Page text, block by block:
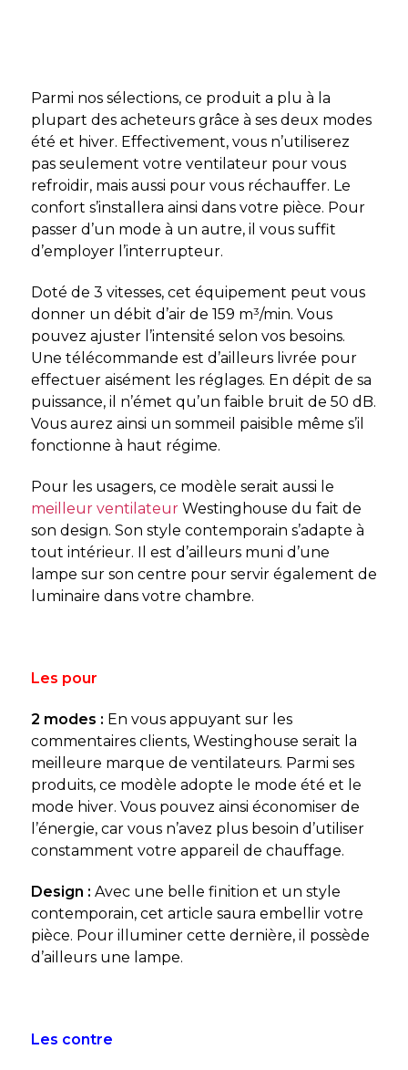
Parmi nos sélections, ce produit a plu à la
plupart des acheteurs grâce à ses deux modes
été et hiver. Effectivement, vous n’utiliserez
pas seulement votre ventilateur pour vous
refroidir, mais aussi pour vous réchauffer. Le
confort s’installera ainsi dans votre pièce. Pour
passer d’un mode à un autre, il vous suffit
d’employer l’interrupteur.
Doté de 3 vitesses, cet équipement peut vous
donner un débit d’air de 159 m³/min. Vous
pouvez ajuster l’intensité selon vos besoins.
Une télécommande est d’ailleurs livrée pour
effectuer aisément les réglages. En dépit de sa
puissance, il n’émet qu’un faible bruit de 50 dB.
Vous aurez ainsi un sommeil paisible même s’il
fonctionne à haut régime.
Pour les usagers, ce modèle serait aussi le
meilleur ventilateurWestinghouse du fait de
son design. Son style contemporain s’adapte à
tout intérieur. Il est d’ailleurs muni d’une
lampe sur son centre pour servir également de
luminaire dans votre chambre.
Les pour
2 modes : En vous appuyant sur les
commentaires clients, Westinghouse serait la
meilleure marque de ventilateurs. Parmi ses
produits, ce modèle adopte le mode été et le
mode hiver. Vous pouvez ainsi économiser de
l’énergie, car vous n’avez plus besoin d’utiliser
constamment votre appareil de chauffage.
Design : Avec une belle finition et un style
contemporain, cet article saura embellir votre
pièce. Pour illuminer cette dernière, il possède
d’ailleurs une lampe.
Les contre